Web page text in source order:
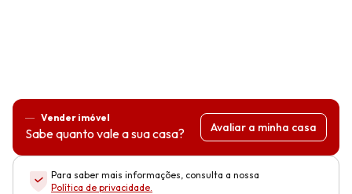
Vender imóvel
Sabe quanto vale a sua casa? Avaliar a minha casa
Para saber mais informações, consulta a nossa
Política de privacidade.